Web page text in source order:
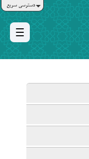
دسترسی سریع